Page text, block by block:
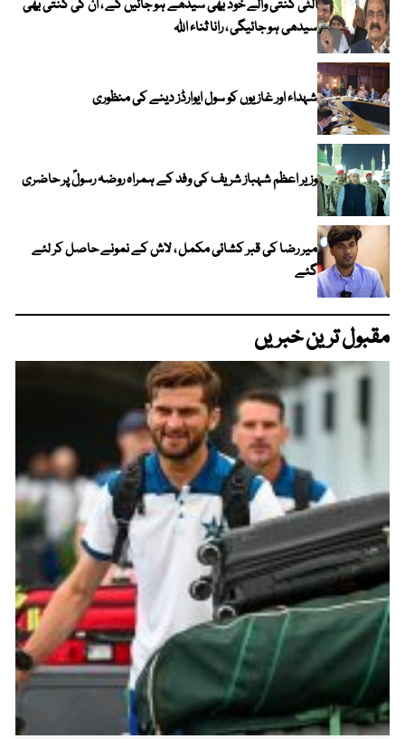
الٹی گنتی والے خود بھی سیدھے ہو جائیں گے ، ان کی گنتی بھی
سیدھی ہو جائیگی ، رانا ثناء اللہ
شہداء اور غازیوں کو سول ایوارڈز دینے کی منظوری
وزیر اعظم شہباز شریف کی وفد کے ہمراہ روضہ رسولؐ پر حاضری
میر رضا کی قبر کشائی مکمل ، لاش کے نمونے حاصل کر لئے
گئے
مقبول ترین خبریں